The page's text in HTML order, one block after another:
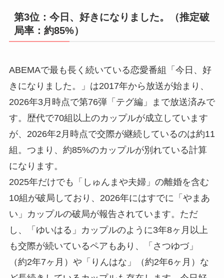
第3位：今日、好きになりました。（推定破
局率：約85%）
ABEMAで最も長く続いている恋愛番組「今日、好
きになりました。」は2017年から放送が始まり、
2026年3月時点で第76弾「テグ編」まで放送済みで
す。歴代で70組以上のカップルが成立しています
が、2026年2月時点で交際が継続しているのは約11
組。つまり、約85%のカップルが別れている計算
になります。
2025年だけでも「しゅんまや夫婦」の離婚を含む
10組が破局しており、2026年にはすでに「やまあ
い」カップルの破局が報告されています。ただ
し、「ゆいはる」カップルのように3年8ヶ月以上
も交際が続いているペアもあり、「さつゆづ」
（約2年7ヶ月）や「りんはな」（約2年6ヶ月）な